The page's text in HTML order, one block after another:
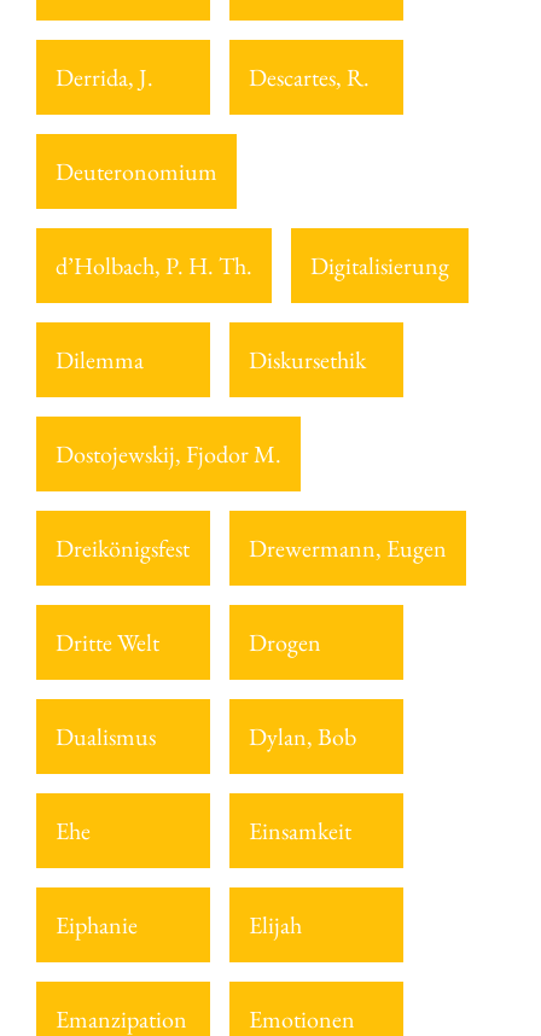
Derrida, J. Descartes, R.
Deuteronomium
d’Holbach, P. H. Th. Digitalisierung
Dilemma Diskursethik
Dostojewskij, Fjodor M.
Dreikönigsfest Drewermann, Eugen
Dritte Welt Drogen
Dualismus Dylan, Bob
Ehe Einsamkeit
Eiphanie Elijah
Emanzipation Emotionen